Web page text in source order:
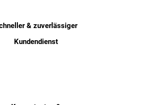
& zuverlässiger
Kundendienst